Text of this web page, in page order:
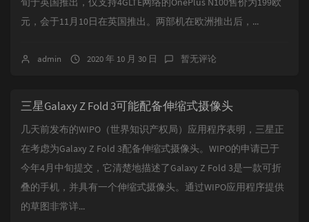
元，会于11月10日在英国推出。两部机在欧洲推出后，...
admin 2020 年 10 月 30 日 暂无评论
三星Galaxy Z Fold 3可能配备伸缩式摄像头
几天前发布的WIPO（世界知识产权局）应用程序表明，三星正
在考虑为Galaxy Z Fold 3配备伸缩式摄像头。WIPO的申请已于
今年4月中旬提交，它清楚地描述了Galaxy Z Fold 3是一款可折
叠的手机，并具有一个伸缩式摄像头。通过WIPO应用程序提供
的草图非常详...